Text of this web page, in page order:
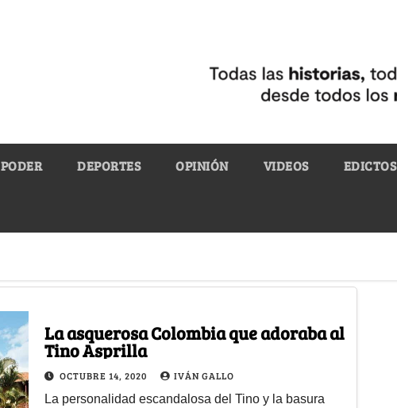
PODER DEPORTES OPINIÓN VIDEOS EDICTOS
La asquerosa Colombia que adoraba al
Tino Asprilla
OCTUBRE 14, 2020 IVÁN GALLO
La personalidad escandalosa del Tino y la basura